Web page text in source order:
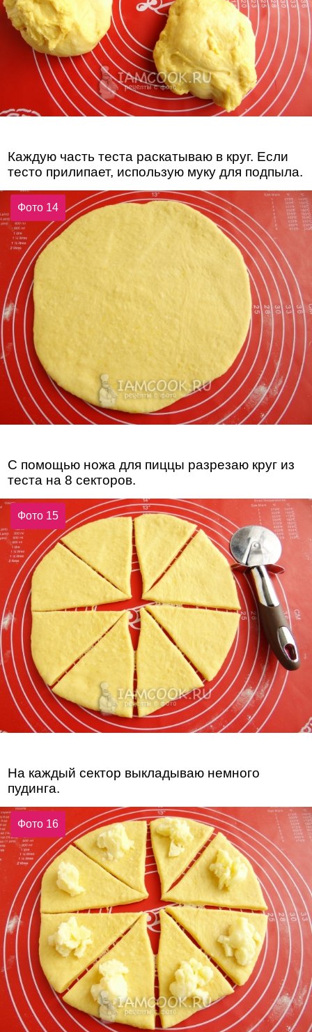
Каждую часть теста раскатываю в круг. Если
тесто прилипает, использую муку для подпыла.
Фото 14
С помощью ножа для пиццы разрезаю круг из
теста на 8 секторов.
Фото 15
На каждый сектор выкладываю немного
пудинга.
Фото 16